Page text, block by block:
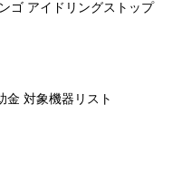
ゴ アイドリングストップ
金 対象機器リスト